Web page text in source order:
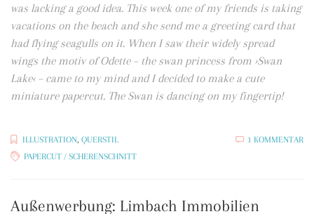
was lacking a good idea. This week one of my friends is taking
vacations on the beach and she send me a greeting card that
had flying seagulls on it. When I saw their widely spread
wings the motiv of Odette – the swan princess from ›Swan
Lake‹ – came to my mind and I decided to make a cute
miniature papercut. The Swan is dancing on my fingertip!
ILLUSTRATION, QUERSTIL
PAPERCUT / SCHERENSCHNITT
1 KOMMENTARZU
Außenwerbung: Limbach Immobilien